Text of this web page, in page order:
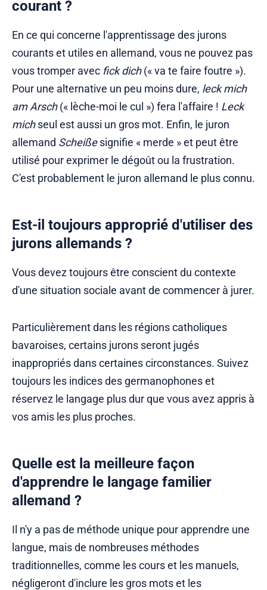
courant ?
En ce qui concerne l'apprentissage des jurons
courants et utiles en allemand, vous ne pouvez pas
vous tromper avec fick dich(« va te faire foutre »).
Pour une alternative un peu moins dure, leck mich
am Arsch(« lèche-moi le cul ») fera l'affaire ! Leck
michseul est aussi un gros mot. Enfin, le juron
allemand Scheißesignifie « merde » et peut être
utilisé pour exprimer le dégoût ou la frustration.
C'est probablement le juron allemand le plus connu.
Est-il toujours approprié d'utiliser des
jurons allemands ?
Vous devez toujours être conscient du contexte
d'une situation sociale avant de commencer à jurer.
Particulièrement dans les régions catholiques
bavaroises, certains jurons seront jugés
inappropriés dans certaines circonstances. Suivez
toujours les indices des germanophones et
réservez le langage plus dur que vous avez appris à
vos amis les plus proches.
Quelle est la meilleure façon
d'apprendre le langage familier
allemand ?
Il n'y a pas de méthode unique pour apprendre une
langue, mais de nombreuses méthodes
traditionnelles, comme les cours et les manuels,
négligeront d'inclure les gros mots et les